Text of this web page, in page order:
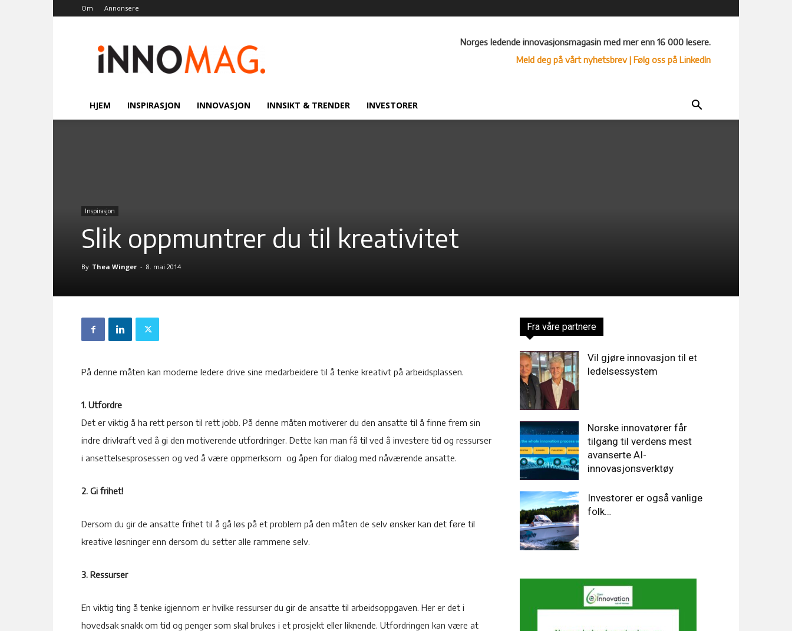
Om Annonsere
Norges ledende innovasjonsmagasin med mer enn 16 000 lesere.
Meld deg på vårt nyhetsbrev| Følg oss på LinkedIn
HJEM INSPIRASJON INNOVASJON INNSIKT & TRENDER INVESTORER
Inspirasjon
Slik oppmuntrer du til kreativitet
By Thea Winger - 8. mai 2014
På denne måten kan moderne ledere drive sine medarbeidere til å tenke kreativt på arbeidsplassen.
1. Utfordre
Det er viktig å ha rett person til rett jobb. På denne måten motiverer du den ansatte til å finne frem sin
indre drivkraft ved å gi den motiverende utfordringer. Dette kan man få til ved å investere tid og ressurser
i ansettelsesprosessen og ved å være oppmerksom og åpen for dialog med nåværende ansatte.
2. Gi frihet!
Dersom du gir de ansatte frihet til å gå løs på et problem på den måten de selv ønsker kan det føre til
kreative løsninger enn dersom du setter alle rammene selv.
3. Ressurser
En viktig ting å tenke igjennom er hvilke ressurser du gir de ansatte til arbeidsoppgaven. Her er det i
hovedsak snakk om tid og penger som skal brukes i et prosjekt eller liknende. Utfordringen kan være at
Fra våre partnere
Vil gjøre innovasjon til et
ledelsessystem
Norske innovatører får
tilgang til verdens mest
avanserte AI-
innovasjonsverktøy
Investorer er også vanlige
folk…